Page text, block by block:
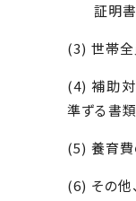
証明書
(3) 世帯
(4) 補助
準ずる書類
(5) 養育
(6) その他